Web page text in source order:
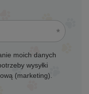
moich danych
wysyłki
(marketing).